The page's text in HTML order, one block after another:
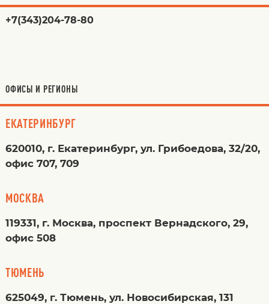
+7(343)204-78-80
ОФИСЫ И РЕГИОНЫ
ЕКАТЕРИНБУРГ
620010, г. Екатеринбург, ул. Грибоедова, 32/20,
офис 707, 709
МОСКВА
119331, г. Москва, проспект Вернадского, 29,
офис 508
ТЮМЕНЬ
625049, г. Тюмень, ул. Новосибирская, 131